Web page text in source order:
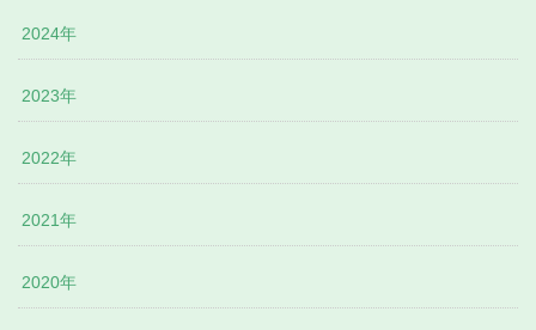
2024年
2023年
2022年
2021年
2020年